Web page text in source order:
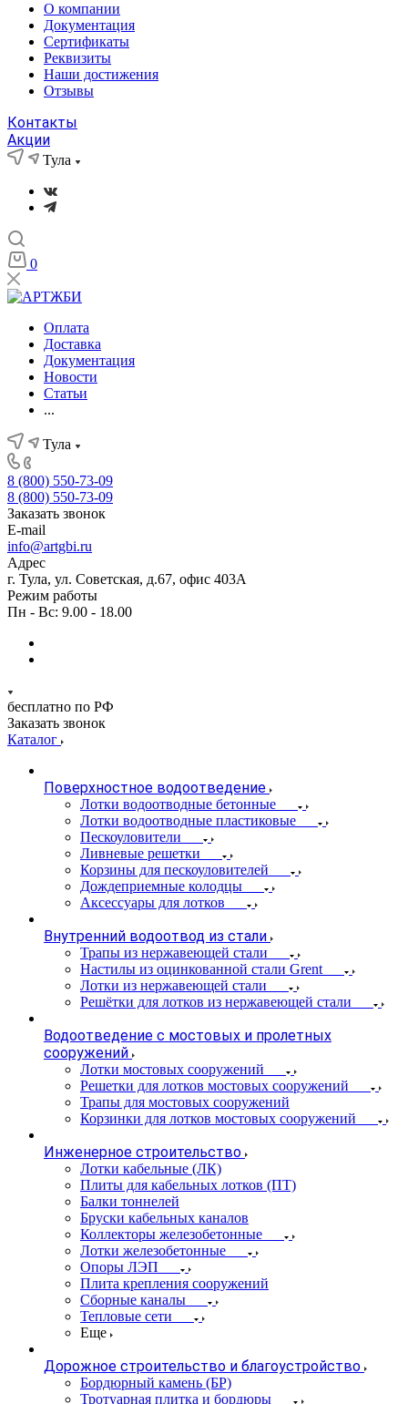
О компании
Документация
Сертификаты
Реквизиты
Наши достижения
Отзывы
Контакты
Акции
Тула
0
Оплата
Доставка
Документация
Новости
Статьи
...
Тула
8 (800) 550-73-09
8 (800) 550-73-09
Заказать звонок
E-mail
info@artgbi.ru
Адрес
г. Тула, ул. Советская, д.67, офис 403А
Режим работы
Пн - Вс: 9.00 - 18.00
бесплатно по РФ
Заказать звонок
Каталог
Поверхностное водоотведение
Лотки водоотводные бетонные
Лотки водоотводные пластиковые
Пескоуловители
Ливневые решетки
Корзины для пескоуловителей
Дождеприемные колодцы
Аксессуары для лотков
Внутренний водоотвод из стали
Трапы из нержавеющей стали
Настилы из оцинкованной стали Grent
Лотки из нержавеющей стали
Решётки для лотков из нержавеющей стали
Водоотведение с мостовых и пролетных
сооружений
Лотки мостовых сооружений
Решетки для лотков мостовых сооружений
Трапы для мостовых сооружений
Корзинки для лотков мостовых сооружений
Инженерное строительство
Лотки кабельные (ЛК)
Плиты для кабельных лотков (ПТ)
Балки тоннелей
Бруски кабельных каналов
Коллекторы железобетонные
Лотки железобетонные
Опоры ЛЭП
Плита крепления сооружений
Сборные каналы
Тепловые сети
Еще
Дорожное строительство и благоустройство
Бордюрный камень (БР)
Тротуарная плитка и бордюры